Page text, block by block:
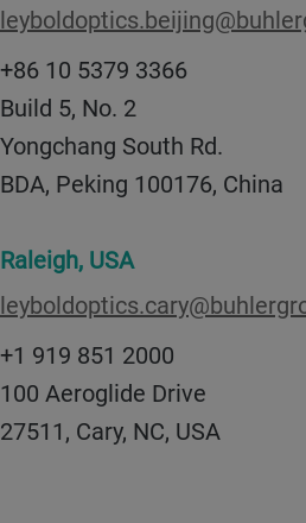
+86 10 5379 3366
Build 5, No. 2
Yongchang South Rd.
BDA, Peking 100176, China
Raleigh, USA
+1 919 851 2000
100 Aeroglide Drive
27511, Cary, NC, USA